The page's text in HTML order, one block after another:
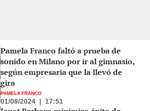
Pamela Franco faltó a prueba de
sonido en Milano por ir al gimnasio,
según empresaria que la llevó de
gira
PAMELA FRANCO
01/08/2024 | 17:51